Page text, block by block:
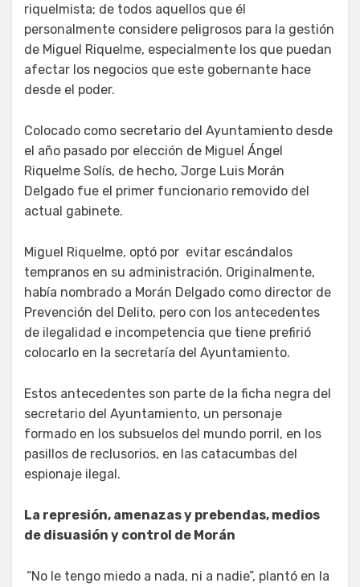
riquelmista; de todos aquellos que él
personalmente considere peligrosos para la gestión
de Miguel Riquelme, especialmente los que puedan
afectar los negocios que este gobernante hace
desde el poder.
Colocado como secretario del Ayuntamiento desde
el año pasado por elección de Miguel Ángel
Riquelme Solís, de hecho, Jorge Luis Morán
Delgado fue el primer funcionario removido del
actual gabinete.
Miguel Riquelme, optó por evitar escándalos
tempranos en su administración. Originalmente,
había nombrado a Morán Delgado como director de
Prevención del Delito, pero con los antecedentes
de ilegalidad e incompetencia que tiene prefirió
colocarlo en la secretaría del Ayuntamiento.
Estos antecedentes son parte de la ficha negra del
secretario del Ayuntamiento, un personaje
formado en los subsuelos del mundo porril, en los
pasillos de reclusorios, en las catacumbas del
espionaje ilegal.
La represión, amenazas y prebendas, medios
de disuasión y control de Morán
“No le tengo miedo a nada, ni a nadie”, plantó en la